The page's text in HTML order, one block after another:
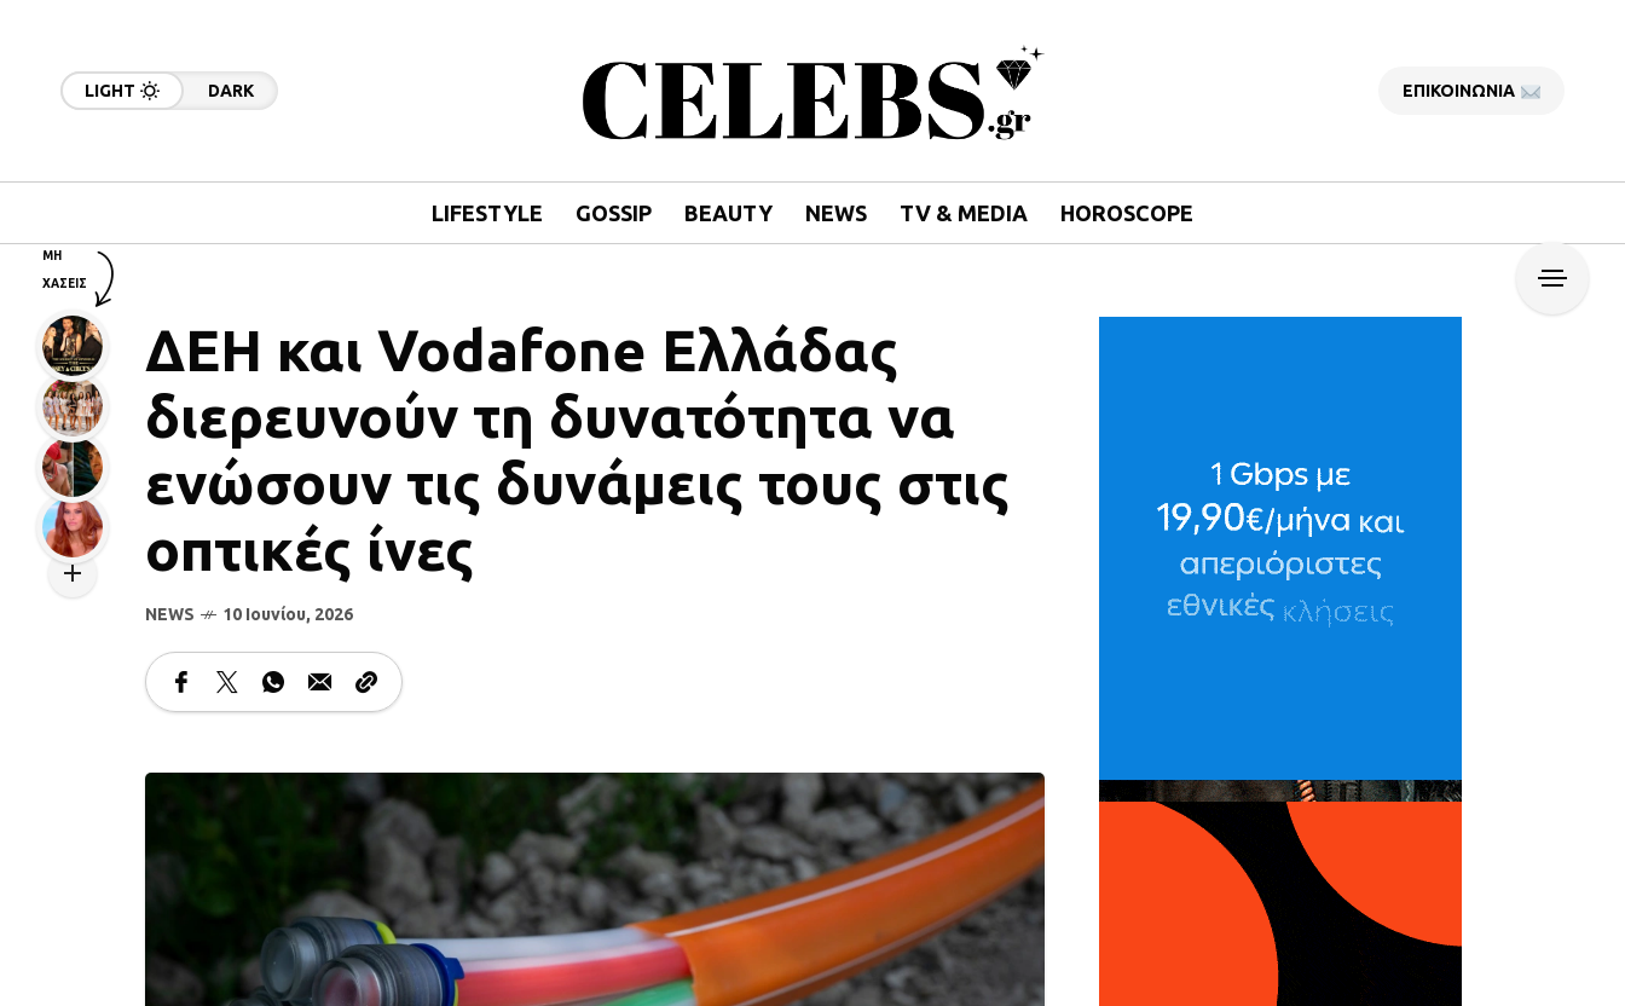
LIGHT DARK ΕΠΙΚΟΙΝΩΝΙΑ
LIFESTYLE GOSSIP BEAUTY NEWS TV & MEDIA HOROSCOPE
ΔΕΗ και Vodafone Ελλάδας
διερευνούν τη δυνατότητα να
ενώσουν τις δυνάμεις τους στις
οπτικές ίνες
NEWS 10 Ιουνίου, 2026
ΜΗ
ΧΑΣΕΙΣ